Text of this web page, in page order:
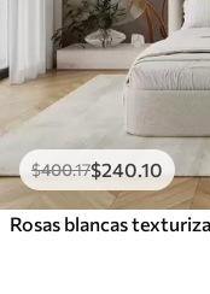
$400.17$240 .10